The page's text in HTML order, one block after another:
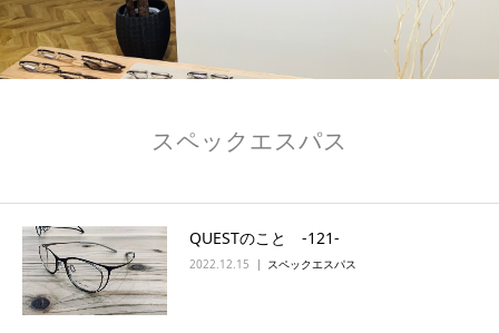
スペックエスパス
QUESTのこと ‐121‐
2022.12.15 スペックエスパス